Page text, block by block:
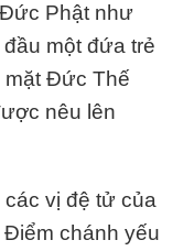
Phật như
một đứa trẻ
mặt Ðức Thế
nêu lên
các vị đệ tử của
chánh yếu